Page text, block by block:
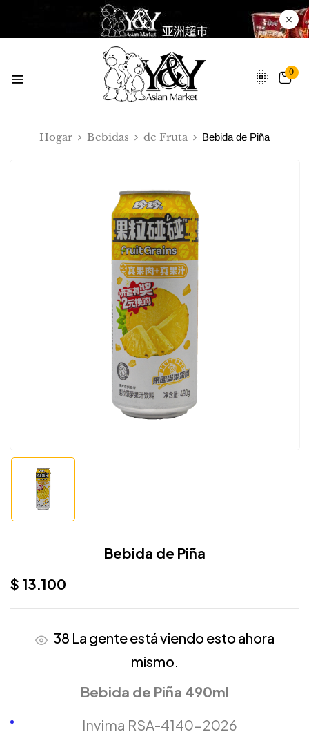
0
Hogar Bebidas de Fruta Bebida de Piña
Bebida de Piña
$ 13.100
38 La gente está viendo esto ahora
mismo.
Bebida de Piña 490ml
Invima RSA-4140-2026